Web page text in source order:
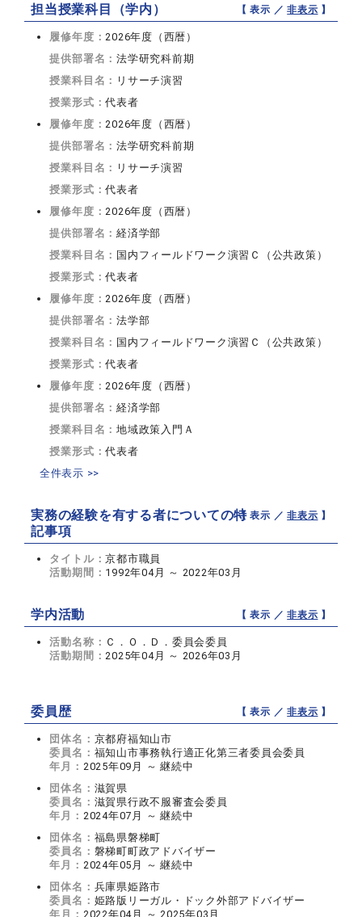
担当授業科目（学内） 【 表示 ／非表示 】
履修年度：2026年度（西暦）
提供部署名：法学研究科前期
授業科目名： リサーチ演習
授業形式：代表者
履修年度：2026年度（西暦）
提供部署名：法学研究科前期
授業科目名： リサーチ演習
授業形式：代表者
履修年度：2026年度（西暦）
提供部署名：経済学部
授業科目名： 国内フィールドワーク演習Ｃ（公共政策）
授業形式：代表者
履修年度：2026年度（西暦）
提供部署名：法学部
授業科目名： 国内フィールドワーク演習Ｃ（公共政策）
授業形式：代表者
履修年度：2026年度（西暦）
提供部署名：経済学部
授業科目名：地域政策入門Ａ
授業形式：代表者
全件表示 >>
実務の経験を有する者についての特
記事項
【 表示 ／非表示 】
タイトル：京都市職員
活動期間： 1992年04月 ～ 2022年03月
学内活動 【 表示 ／非表示 】
活動名称： Ｃ．Ｏ．Ｄ．委員会委員
活動期間：2025年04月 ～ 2026年03月
委員歴 【 表示 ／非表示 】
団体名： 京都府福知山市
委員名： 福知山市事務執行適正化第三者委員会委員
年月： 2025年09月 ～ 継続中
団体名： 滋賀県
委員名： 滋賀県行政不服審査会委員
年月： 2024年07月 ～ 継続中
団体名： 福島県磐梯町
委員名： 磐梯町町政アドバイザー
年月： 2024年05月 ～ 継続中
団体名： 兵庫県姫路市
委員名： 姫路版リーガル・ドック外部アドバイザー
年月： 2022年04月 ～ 2025年03月